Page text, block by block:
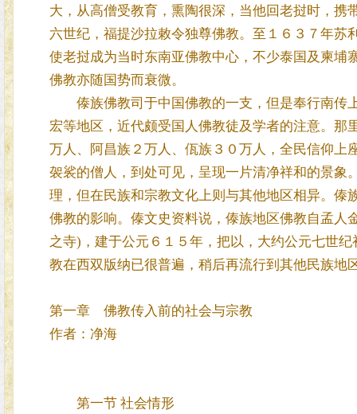
大，从高僧受教育，熏陶很深，当他回老挝时，
六世纪，福提沙拉敕令独尊佛教。至１６３７年
使老挝成为当时东南亚佛教中心，不少泰国及柬埔
佛教亦随国势而衰微。
傣族佛教司于中国佛教的一支，但是奉行南传
宏等地区，近代颇受国人佛教徒及学者的注意。那
万人、阿昌族２万人、佤族３０万人，全民信仰上
袈裟的僧人，到处可见，呈现一片清净祥和的景象
理，但在民族和宗教文化上则与其他地区相异。傣
佛教的影响。傣文史资料说，傣族地区佛教自孟人
之寺)，建于公元６１５年，把以，大约公元七世
教在西双版纳已很普遍，稍后再流行到其他民族地
第一章 佛教传入前的社会与宗教
作者：净海
第一节 社会情形